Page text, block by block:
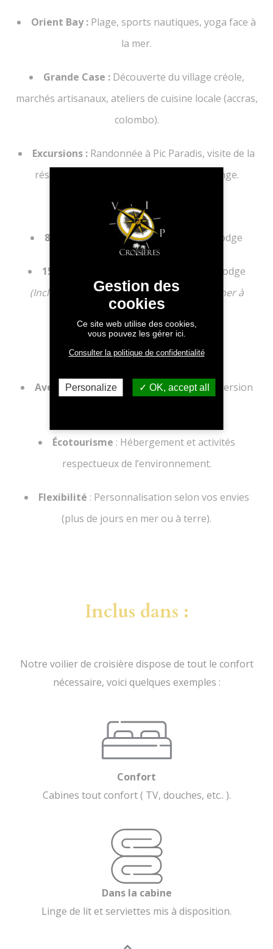
Orient Bay : Plage, sports nautiques, yoga face à
la mer.
Grande Case :Découverte du village créole,
marchés artisanaux, ateliers de cuisine locale (accras,
colombo).
Excursions : Randonnée à Pic Paradis, visite de la
réserve naturelle, soirée en musique lounge.
Options & Tarifs
8 jours : 4 jours croisière / 4 jours écolodge
15 jours :
7 jours croisière / 8 jours écolodge
(Inclus : skipper, repas à bord, petit-déjeuner à
Pourquoi choisir ce programme ?
Aventure & détente
: Navigation et immersion
Écotourisme : Hébergement et activités
respectueux de l’environnement.
Flexibilité : Personnalisation selon vos envies
(plus de jours en mer ou à terre).
Inclus dans :
Notre voilier de croisière dispose de tout le confort
nécessaire, voici quelques exemples :
Confort
Cabines tout confort ( TV, douches, etc.. ).
Dans la cabine
Linge de lit et serviettes mis à disposition.
Gestion des
cookies
Ce site web utilise des cookies,
vous pouvez les gérer ici.
Consulter la politique de confidentialité
Personalize OK, accept all